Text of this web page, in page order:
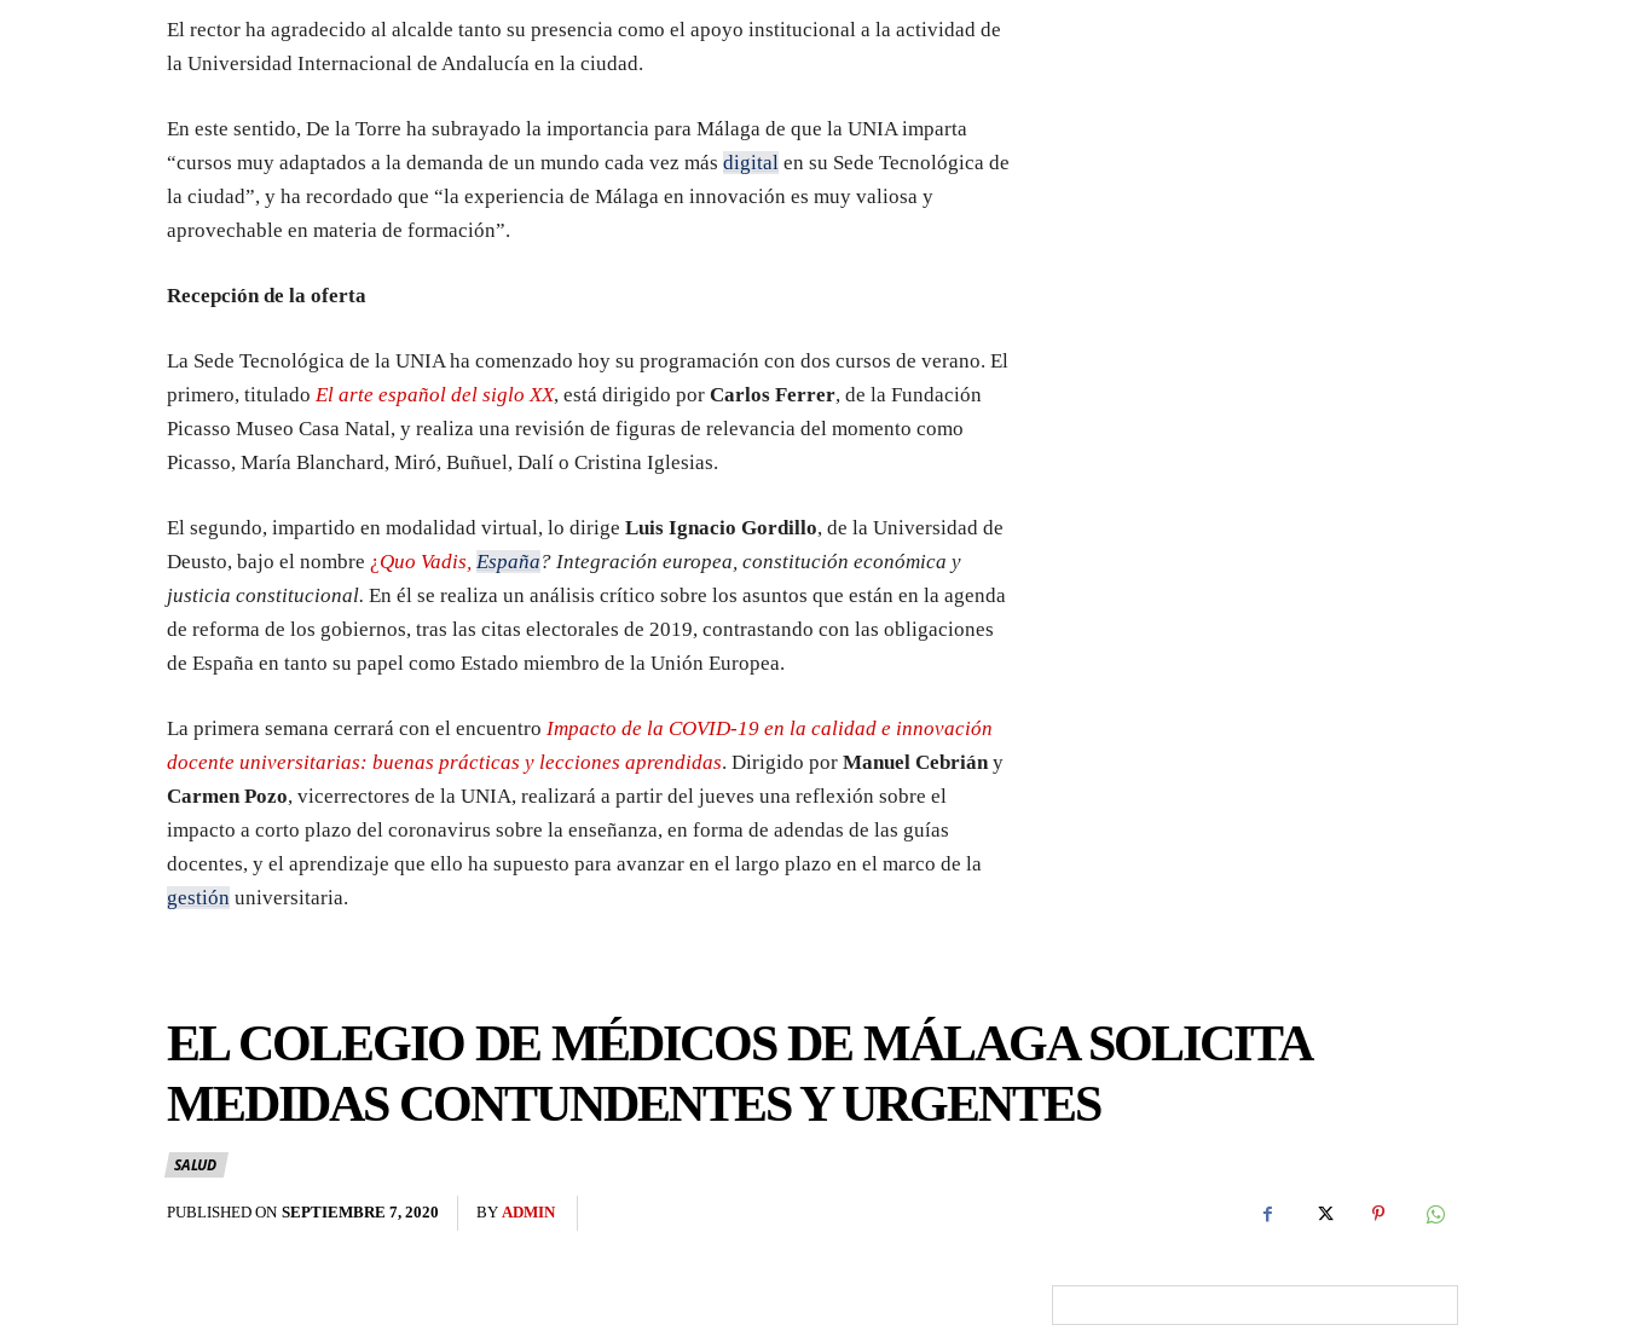
El rector ha agradecido al alcalde tanto su presencia como el apoyo institucional a la actividad de
la Universidad Internacional de Andalucía en la ciudad.
En este sentido, De la Torre ha subrayado la importancia para Málaga de que la UNIA imparta
“cursos muy adaptados a la demanda de un mundo cada vez más digital en su Sede Tecnológica de
la ciudad”, y ha recordado que “la experiencia de Málaga en innovación es muy valiosa y
aprovechable en materia de formación”.
Recepción de la oferta
La Sede Tecnológica de la UNIA ha comenzado hoy su programación con dos cursos de verano. El
primero, titulado El arte español del siglo XX, está dirigido por Carlos Ferrer, de la Fundación
Picasso Museo Casa Natal, y realiza una revisión de figuras de relevancia del momento como
Picasso, María Blanchard, Miró, Buñuel, Dalí o Cristina Iglesias.
El segundo, impartido en modalidad virtual, lo dirige Luis Ignacio Gordillo, de la Universidad de
Deusto, bajo el nombre ¿ Quo Vadis, España? Integración europea, constitución económica y
justicia constitucional. En él se realiza un análisis crítico sobre los asuntos que están en la agenda
de reforma de los gobiernos, tras las citas electorales de 2019, contrastando con las obligaciones
de España en tanto su papel como Estado miembro de la Unión Europea.
La primera semana cerrará con el encuentro Impacto de la COVID-19 en la calidad e innovación
docente universitarias: buenas prácticas y lecciones aprendidas. Dirigido por Manuel Cebriány
Carmen Pozo, vicerrectores de la UNIA, realizará a partir del jueves una reflexión sobre el
impacto a corto plazo del coronavirus sobre la enseñanza, en forma de adendas de las guías
docentes, y el aprendizaje que ello ha supuesto para avanzar en el largo plazo en el marco de la
gestión universitaria.